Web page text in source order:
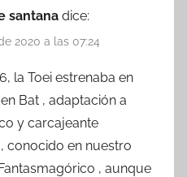
santana dice:
2020 a las 07:24
la Toei estrenaba en
Bat , adaptación a
y carcajeante
conocido en nuestro
, aunque